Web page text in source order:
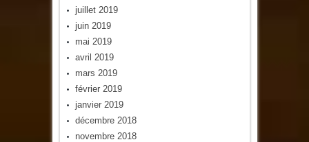
juillet 2019
juin 2019
mai 2019
avril 2019
mars 2019
février 2019
janvier 2019
décembre 2018
novembre 2018